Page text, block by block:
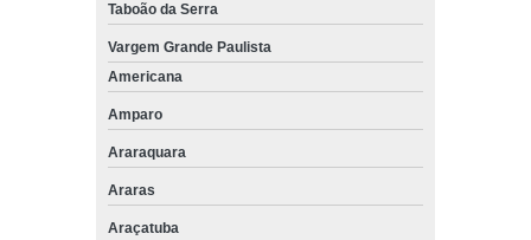
Taboão da Serra
Vargem Grande Paulista
Americana
Amparo
Araraquara
Araras
Araçatuba